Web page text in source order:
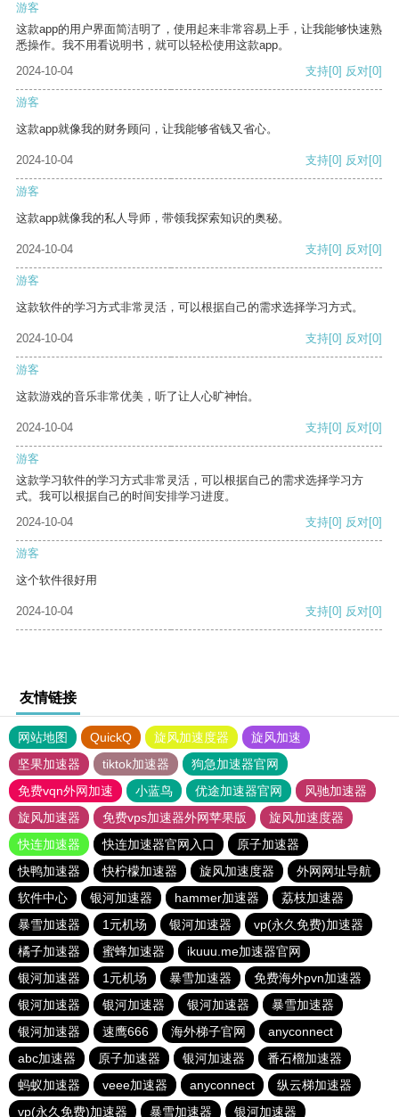
游客
这款app的用户界面简洁明了，使用起来非常容易上手，让我能够快速熟
悉操作。我不用看说明书，就可以轻松使用这款app。
2024-10-04
支持[0] 反对[0]
游客
这款app就像我的财务顾问，让我能够省钱又省心。
2024-10-04 支持[0] 反对[0]
游客
这款app就像我的私人导师，带领我探索知识的奥秘。
2024-10-04 支持[0] 反对[0]
游客
这款软件的学习方式非常灵活，可以根据自己的需求选择学习方式。
2024-10-04 支持[0] 反对[0]
游客
这款游戏的音乐非常优美，听了让人心旷神怡。
2024-10-04 支持[0] 反对[0]
游客
这款学习软件的学习方式非常灵活，可以根据自己的需求选择学习方
式。我可以根据自己的时间安排学习进度。
2024-10-04
支持[0] 反对[0]
游客
这个软件很好用
2024-10-04 支持[0] 反对[0]
友情链接
网站地图 QuickQ 旋风加速度器
旋风加速
坚果加速器
tiktok加速器
狗急加速器官网
免费vqn外网加速
小蓝鸟 优途加速器官网
风驰加速器
旋风加速器
免费vps加速器外网苹果版
旋风加速度器
快连加速器
快连加速器官网入口
原子加速器
快鸭加速器
快柠檬加速器 旋风加速度器
外网网址导航
软件中心
银河加速器 hammer加速器
荔枝加速器
暴雪加速器
1元机场 银河加速器
vp(永久免费)加速器
橘子加速器
蜜蜂加速器
ikuuu.me加速器官网
银河加速器
1元机场 暴雪加速器
免费海外pvn加速器
银河加速器
银河加速器 银河加速器
暴雪加速器
银河加速器
速鹰666 海外梯子官网
anyconnect
abc加速器
原子加速器 银河加速器
番石榴加速器
蚂蚁加速器
veee加速器 anyconnect
纵云梯加速器
vp(永久免费)加速器
暴雪加速器 银河加速器